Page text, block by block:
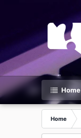
Home
Home